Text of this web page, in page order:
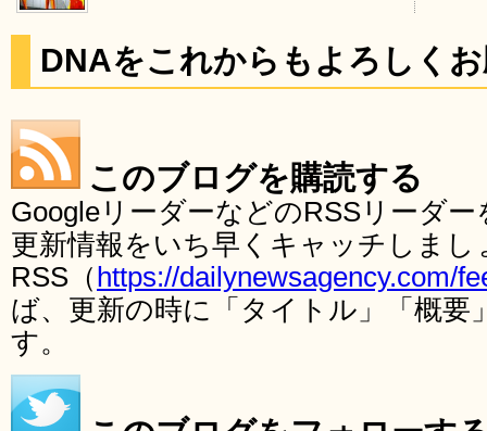
DNAをこれからもよろしく
このブログを購読する
GoogleリーダーなどのRSSリーダ
更新情報をいち早くキャッチしま
RSS（ https://dailynewsagency.com/
ば、更新の時に「タイトル」「概要
す。